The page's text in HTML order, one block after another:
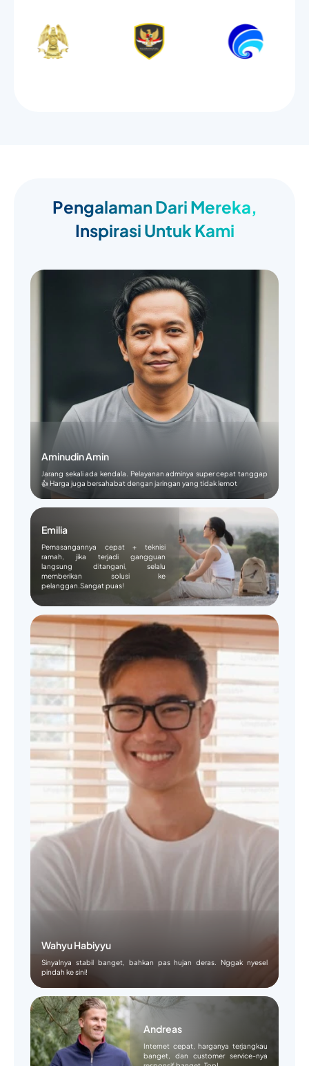
Pengalaman Dari Mereka,
Inspirasi Untuk Kami
Aminudin Amin
Jarang sekali ada kendala. Pelayanan adminya super cepat tanggap
👍 Harga juga bersahabat dengan jaringan yang tidak lemot
Emilia
Pemasangannya cepat + teknisi
ramah, jika terjadi gangguan
langsung ditangani, selalu
memberikan solusi ke
pelanggan.Sangat puas!
Wahyu Habiyyu
Sinyalnya stabil banget, bahkan pas hujan deras. Nggak nyesel
pindah ke sini!
Andreas
Internet cepat, harganya terjangkau
banget, dan customer service-nya